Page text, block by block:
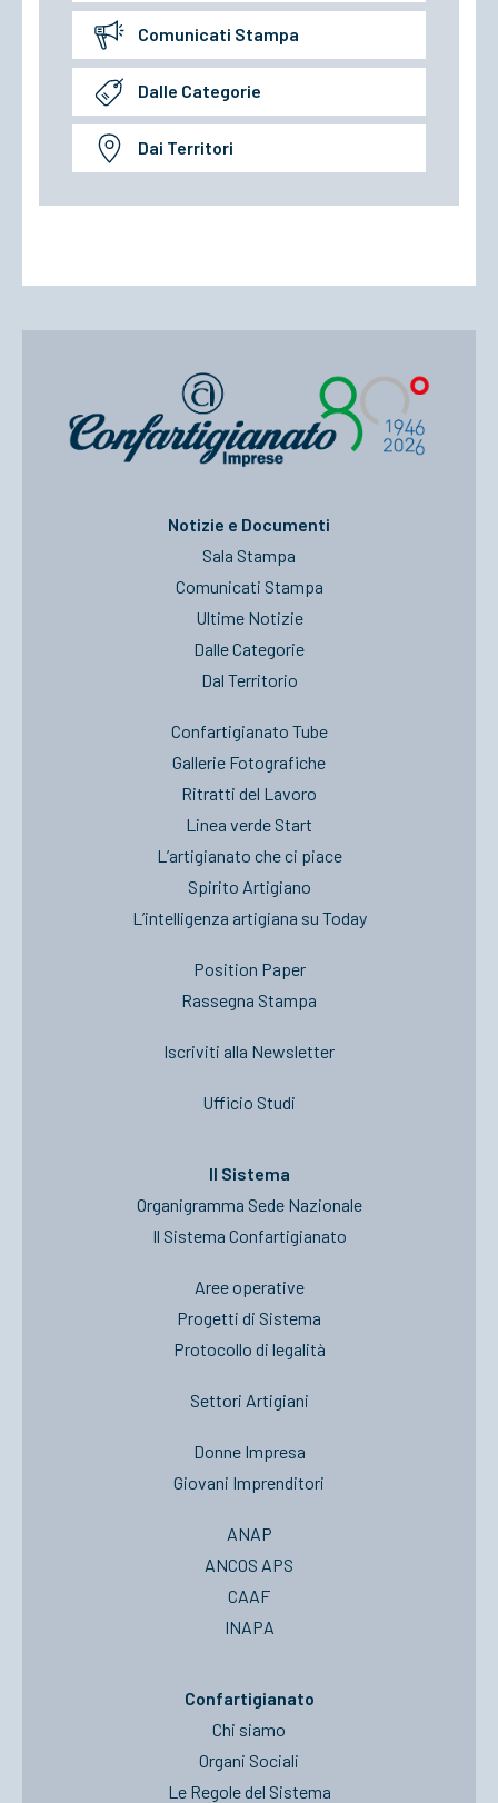
Comunicati Stampa
Dalle Categorie
Dai Territori
Notizie e Documenti
Sala Stampa
Comunicati Stampa
Ultime Notizie
Dalle Categorie
Dal Territorio
Confartigianato Tube
Gallerie Fotografiche
Ritratti del Lavoro
Linea verde Start
L’artigianato che ci piace
Spirito Artigiano
L’intelligenza artigiana su Today
Position Paper
Rassegna Stampa
Iscriviti alla Newsletter
Ufficio Studi
Il Sistema
Organigramma Sede Nazionale
Il Sistema Confartigianato
Aree operative
Progetti di Sistema
Protocollo di legalità
Settori Artigiani
Donne Impresa
Giovani Imprenditori
ANAP
ANCOS APS
CAAF
INAPA
Confartigianato
Chi siamo
Organi Sociali
Le Regole del Sistema